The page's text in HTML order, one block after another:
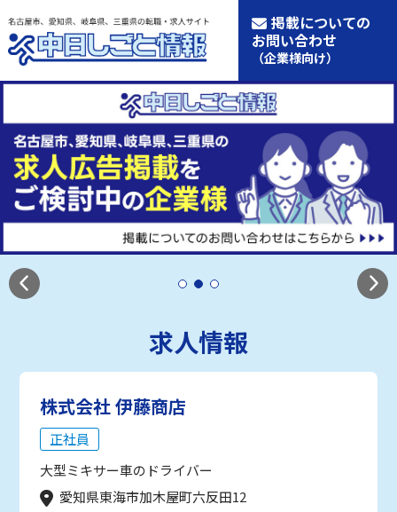
掲載についての
お問い合わせ
（企業様向け）
求人情報
株式会社 伊藤商店
正社員
大型ミキサー車のドライバー
愛知県東海市加木屋町六反田12